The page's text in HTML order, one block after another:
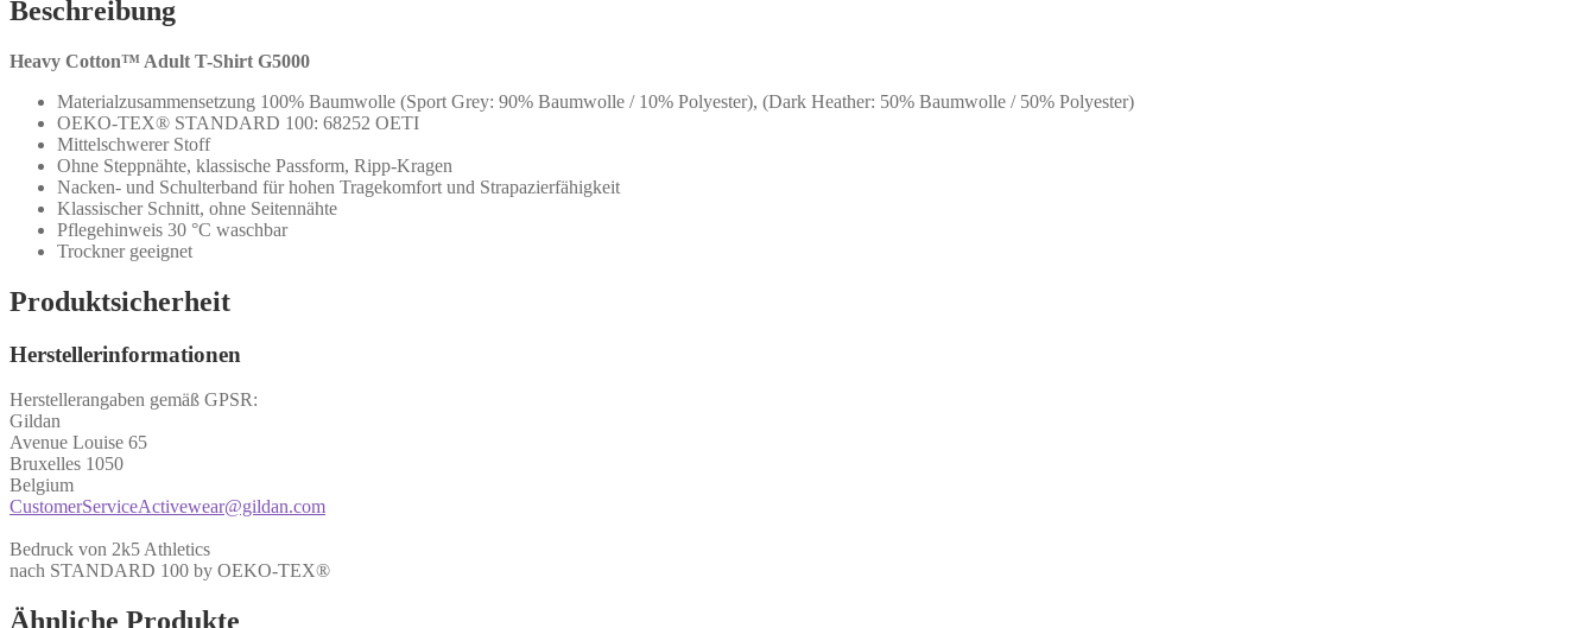
Beschreibung
Heavy Cotton™ Adult T-Shirt G5000
Materialzusammensetzung 100% Baumwolle (Sport Grey: 90% Baumwolle / 10% Polyester), (Dark Heather: 50% Baumwolle / 50% Polyester)
OEKO-TEX® STANDARD 100: 68252 OETI
Mittelschwerer Stoff
Ohne Steppnähte, klassische Passform, Ripp-Kragen
Nacken- und Schulterband für hohen Tragekomfort und Strapazierfähigkeit
Klassischer Schnitt, ohne Seitennähte
Pflegehinweis 30 °C waschbar
Trockner geeignet
Produktsicherheit
Herstellerinformationen
Herstellerangaben gemäß GPSR:
Gildan
Avenue Louise 65
Bruxelles 1050
Belgium
CustomerServiceActivewear@gildan.com
Bedruck von 2k5 Athletics
nach STANDARD 100 by OEKO-TEX®
Ähnliche Produkte